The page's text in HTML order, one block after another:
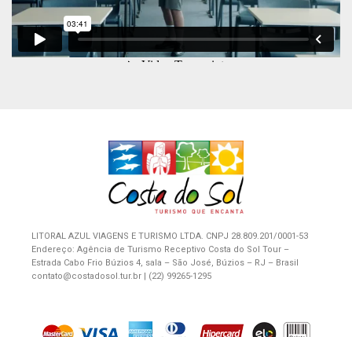
LITORAL AZUL VIAGENS E TURISMO LTDA. CNPJ 28.809.201/0001-53
Endereço: Agência de Turismo Receptivo Costa do Sol Tour –
Estrada Cabo Frio Búzios 4, sala – São José, Búzios – RJ – Brasil
contato@costadosol.tur.br | (22) 99265-1295